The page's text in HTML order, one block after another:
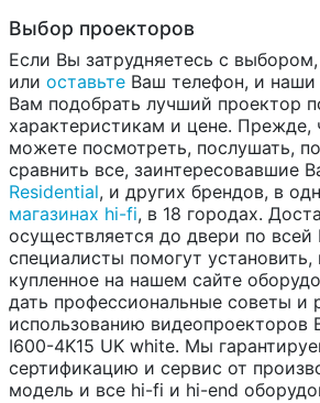
Выбор проекторов
Если Вы затрудняетесь с
или оставьте Ваш телефон, и наши
Вам подобрать лучший проектор
характеристикам и цене. Прежде,
можете посмотреть, послушать,
сравнить все, заинтересовавшие
Residential, и других брендов, в
магазинах hi-fi, в 18 городах.
осуществляется до двери по
специалисты помогут установить,
купленное на нашем сайте
дать профессиональные советы и
использованию видеопроекторов
I600-4K15 UK white. Мы
сертификацию и сервис от
модель и все hi-fi и hi-end